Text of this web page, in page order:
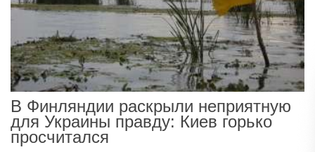
В Финляндии раскрыли неприятную
для Украины правду: Киев горько
просчитался